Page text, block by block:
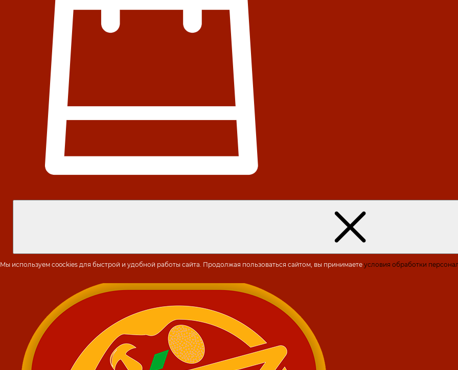
Мы используем coockies для быстрой и удобной работы сайта. Продолжая пользоваться сайтом, вы принимаете условия обработки